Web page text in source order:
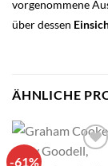
vorgenommene
über dessen
ÄHNLICHE
-61%
Add to